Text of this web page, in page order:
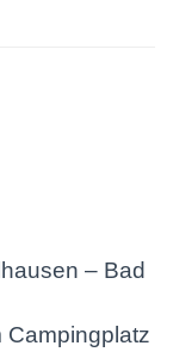
– Bad
Campingplatz